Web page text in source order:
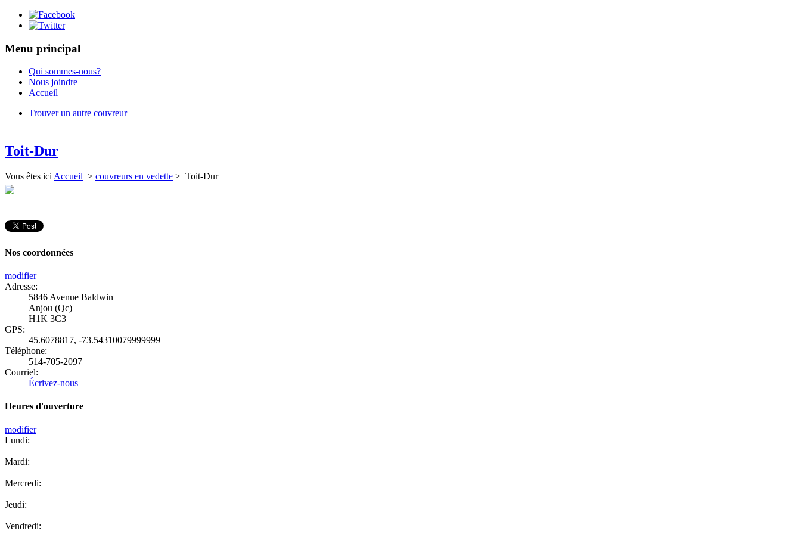
Menu principal
Qui sommes-nous?
Nous joindre
Accueil
Trouver un autre couvreur
Toit-Dur
Vous êtes ici Accueil > couvreurs en vedette > Toit-Dur
Nos coordonnées
modifier
Adresse:
5846 Avenue Baldwin
Anjou (Qc)
H1K 3C3
GPS:
45.6078817, -73.54310079999999
Téléphone:
514-705-2097
Courriel:
Écrivez-nous
Heures d'ouverture
modifier
Lundi:
Mardi:
Mercredi:
Jeudi:
Vendredi: